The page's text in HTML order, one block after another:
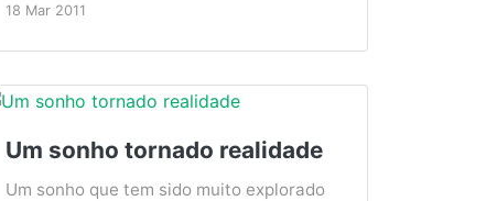
18 Mar 2011
Um sonho tornado realidade
Um sonho que tem sido muito explorado